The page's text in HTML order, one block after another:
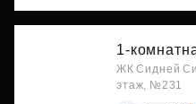
1-
ЖК Сидней
этаж, №231